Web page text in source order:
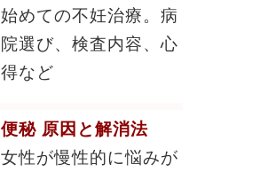
始めての不妊治療。病
院選び、検査内容、心
得など
便秘 原因と解消法
女性が慢性的に悩みが